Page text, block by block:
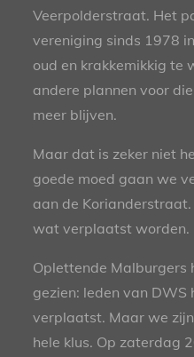
Veerpolderstraat. Het
vereniging sinds 1978
oud en krakkemikkig te
andere plannen voor
meer blijven.
Maar dat is zeker niet
goede moed gaan we
aan de
wat verplaatst worden.
Oplettende Malburgers
gezien: leden van DWS
verplaatst. Maar we
hele klus. Op zaterdag